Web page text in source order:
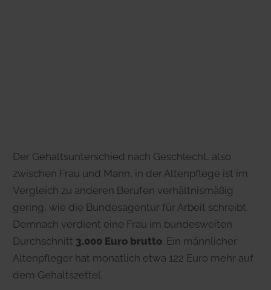
Der Gehaltsunterschied nach Geschlecht, also
zwischen Frau und Mann, in der Altenpflege ist im
Vergleich zu anderen Berufen verhältnismäßig
gering, wie die Bundesagentur für Arbeit schreibt.
Demnach verdient eine Frau im bundesweiten
Durchschnitt 3.000 Euro brutto. Ein männlicher
Altenpfleger hat monatlich etwa 122 Euro mehr auf
dem Gehaltszettel.